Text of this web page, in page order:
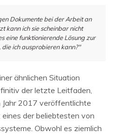
Dokumente bei der Arbeit an
kann ich sie scheinbar nicht
eine funktionierende Lösung zur
ich ausprobieren kann?"
ähnlichen Situation
der letzte Leitfaden,
Jahr 2017 veröffentlichte
der beliebtesten von
Obwohl es ziemlich